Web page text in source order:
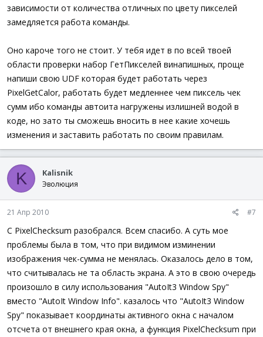
зависимости от количества отличных по цвету пикселей
замедляется работа команды.
Оно кароче того не стоит. У тебя идет в по всей твоей
области проверки набор ГетПикселей винапишных, проще
напиши свою UDF которая будет работать через
PixelGetCalor, работать будет медленнее чем пиксель чек
сумм ибо команды автоита нагружены излишней водой в
коде, но зато ты сможешь вносить в нее какие хочешь
изменения и заставить работать по своим правилам.
K Kalisnik
Эволюция
21 Апр 2010 #7
С PixelChecksum разобрался. Всем спасибо. А суть мое
проблемы была в том, что при видимом изминении
изображения чек-сумма не менялась. Оказалось дело в том,
что считывалась не та область экрана. А это в свою очередь
произошло в силу использования "AutoIt3 Window Spy"
вместо "AutoIt Window Info". казалось что "AutoIt3 Window
Spy" показывает координаты активного окна с началом
отсчета от внешнего края окна, а функция PixelChecksum при